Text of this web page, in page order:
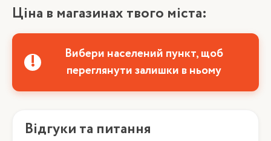
Ціна в магазинах твого міста:
Вибери населений пункт, щоб
переглянути залишки в ньому
Відгуки та питання